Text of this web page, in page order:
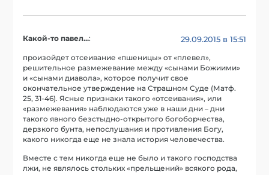
Какой-то павел...: 29.09.2015 в 15:51
произойдет отсеивание «пшеницы» от «плевел»,
решительное размежевание между «сынами Божиими»
и «сынами диавола», которое получит свое
окончательное утверждение на Страшном Суде (Матф.
25, 31-46). Ясные признаки такого «отсеивания», или
«размежевания» наблюдаются уже в наши дни – дни
такого явного безстыдно-открытого богоборчества,
дерзкого бунта, непослушания и противления Богу,
какого никогда еще не знала история человечества.
Вместе с тем никогда еще не было и такого господства
лжи, не являлось стольких «прельщений» всякого рода,